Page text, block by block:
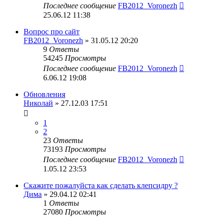
Последнее сообщение FB2012_Voronezh
25.06.12 11:38
Вопрос про сайт
FB2012_Voronezh » 31.05.12 20:20
9 Ответы
54245 Просмотры
Последнее сообщение FB2012_Voronezh
6.06.12 19:08
Обновления
Николай » 27.12.03 17:51
1
2
23 Ответы
73193 Просмотры
Последнее сообщение FB2012_Voronezh
1.05.12 23:53
Скажите пожалуйста как сделать клепсидру ?
Дима » 29.04.12 02:41
1 Ответы
27080 Просмотры